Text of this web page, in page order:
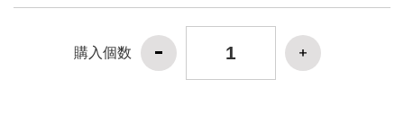
購入個数